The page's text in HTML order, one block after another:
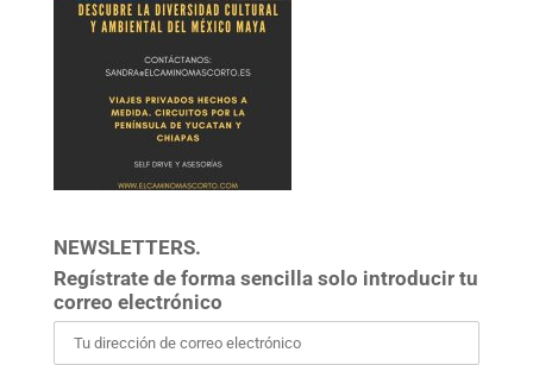
NEWSLETTERS.
Regístrate de forma sencilla solo introducir tu
correo electrónico